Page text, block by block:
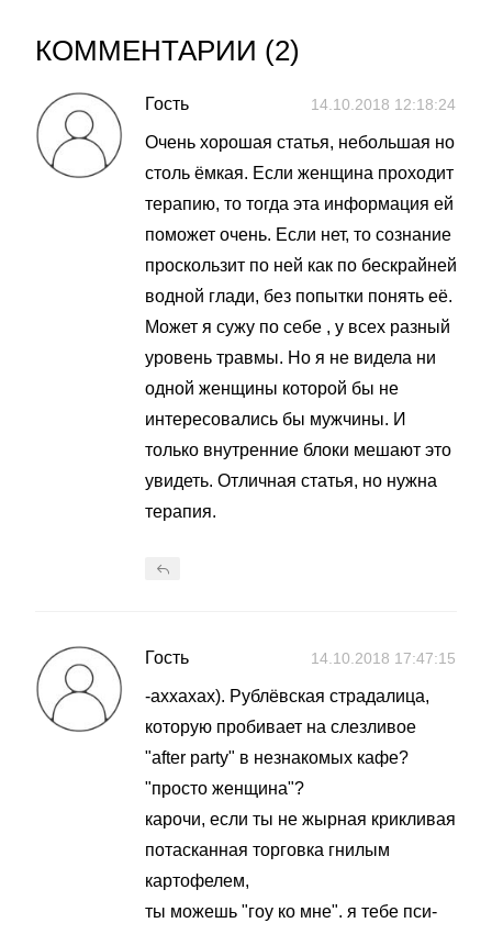
КОММЕНТАРИИ (2)
Гость 14.10.2018 12:18:24
Очень хорошая статья, небольшая но
столь ёмкая. Если женщина проходит
терапию, то тогда эта информация ей
поможет очень. Если нет, то сознание
проскользит по ней как по бескрайней
водной глади, без попытки понять её.
Может я сужу по себе , у всех разный
уровень травмы. Но я не видела ни
одной женщины которой бы не
интересовались бы мужчины. И
только внутренние блоки мешают это
увидеть. Отличная статья, но нужна
терапия.
Гость 14.10.2018 17:47:15
-аххахах). Рублёвская страдалица,
которую пробивает на слезливое
"after party" в незнакомых кафе?
"просто женщина"?
карочи, если ты не жырная крикливая
потасканная торговка гнилым
картофелем,
ты можешь "гоу ко мне". я тебе пси-